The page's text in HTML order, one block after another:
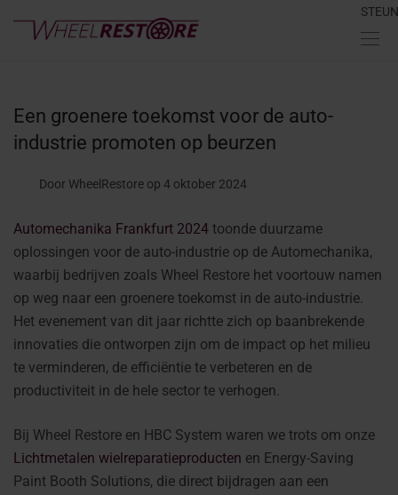
STEUN
Een groenere toekomst voor de auto-
industrie promoten op beurzen
Door WheelRestore op 4 oktober 2024
Automechanika Frankfurt 2024 toonde duurzame
oplossingen voor de auto-industrie op de Automechanika,
waarbij bedrijven zoals Wheel Restore het voortouw namen
op weg naar een groenere toekomst in de auto-industrie.
Het evenement van dit jaar richtte zich op baanbrekende
innovaties die ontworpen zijn om de impact op het milieu
te verminderen, de efficiëntie te verbeteren en de
productiviteit in de hele sector te verhogen.
Bij Wheel Restore en HBC System waren we trots om onze
Lichtmetalen wielreparatieproducten en Energy-Saving
Paint Booth Solutions, die direct bijdragen aan een